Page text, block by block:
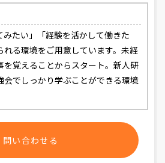
みたい」「経験を活かして働きた
れる環境をご用意しています。未経
を覚えることからスタート。新人研
会でしっかり学ぶことができる環境
問い合わせる